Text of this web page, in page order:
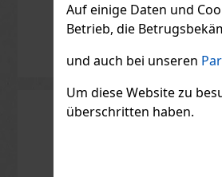
Auf einige Daten und
Betrieb, die
und auch bei unseren
Um diese Website zu
überschritten haben.